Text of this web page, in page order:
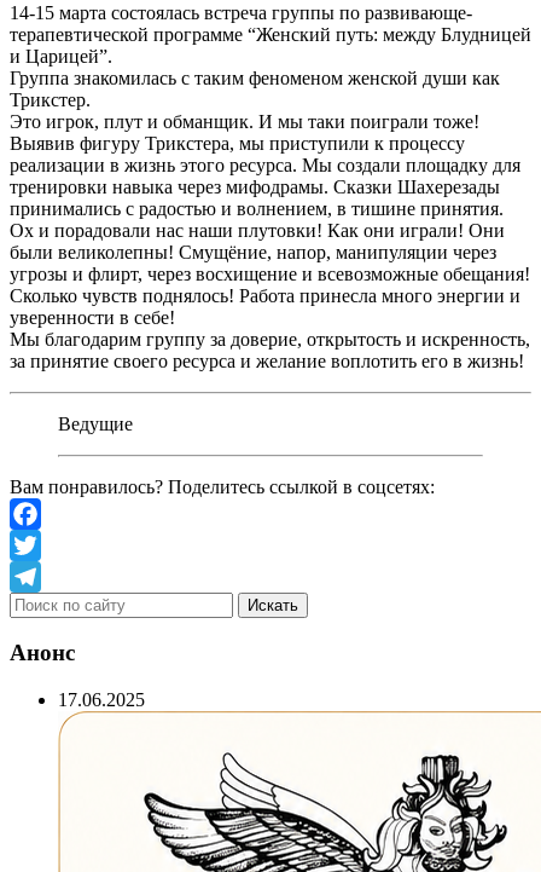
14-15 марта состоялась встреча группы по развивающе-
терапевтической программе “Женский путь: между Блудницей
и Царицей”.
Группа знакомилась с таким феноменом женской души как
Трикстер.
Это игрок, плут и обманщик. И мы таки поиграли тоже!
Выявив фигуру Трикстера, мы приступили к процессу
реализации в жизнь этого ресурса. Мы создали площадку для
тренировки навыка через мифодрамы. Сказки Шахерезады
принимались с радостью и волнением, в тишине принятия.
Ох и порадовали нас наши плутовки! Как они играли! Они
были великолепны! Смущёние, напор, манипуляции через
угрозы и флирт, через восхищение и всевозможные обещания!
Сколько чувств поднялось! Работа принесла много энергии и
уверенности в себе!
Мы благодарим группу за доверие, открытость и искренность,
за принятие своего ресурса и желание воплотить его в жизнь!
Ведущие
Вам понравилось? Поделитесь ссылкой в соцсетях:
Facebook
Twitter
Telegram
Анонс
17.06.2025